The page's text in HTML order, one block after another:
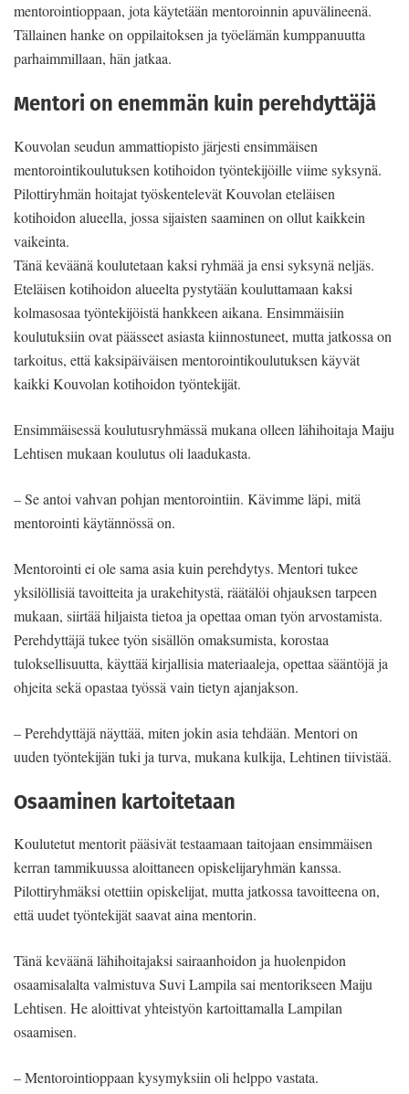
mentorointioppaan, jota käytetään mentoroinnin apuvälineenä.
Tällainen hanke on oppilaitoksen ja työelämän kumppanuutta
parhaimmillaan, hän jatkaa.
Mentori on enemmän kuin perehdyttäjä
Kouvolan seudun ammattiopisto järjesti ensimmäisen
mentorointikoulutuksen kotihoidon työntekijöille viime syksynä.
Pilottiryhmän hoitajat työskentelevät Kouvolan eteläisen
kotihoidon alueella, jossa sijaisten saaminen on ollut kaikkein
vaikeinta.
Tänä keväänä koulutetaan kaksi ryhmää ja ensi syksynä neljäs.
Eteläisen kotihoidon alueelta pystytään kouluttamaan kaksi
kolmasosaa työntekijöistä hankkeen aikana. Ensimmäisiin
koulutuksiin ovat päässeet asiasta kiinnostuneet, mutta jatkossa on
tarkoitus, että kaksipäiväisen mentorointikoulutuksen käyvät
kaikki Kouvolan kotihoidon työntekijät.
Ensimmäisessä koulutusryhmässä mukana olleen lähihoitaja Maiju
Lehtisen mukaan koulutus oli laadukasta.
– Se antoi vahvan pohjan mentorointiin. Kävimme läpi, mitä
mentorointi käytännössä on.
Mentorointi ei ole sama asia kuin perehdytys. Mentori tukee
yksilöllisiä tavoitteita ja urakehitystä, räätälöi ohjauksen tarpeen
mukaan, siirtää hiljaista tietoa ja opettaa oman työn arvostamista.
Perehdyttäjä tukee työn sisällön omaksumista, korostaa
tuloksellisuutta, käyttää kirjallisia materiaaleja, opettaa sääntöjä ja
ohjeita sekä opastaa työssä vain tietyn ajanjakson.
– Perehdyttäjä näyttää, miten jokin asia tehdään. Mentori on
uuden työntekijän tuki ja turva, mukana kulkija, Lehtinen tiivistää.
Osaaminen kartoitetaan
Koulutetut mentorit pääsivät testaamaan taitojaan ensimmäisen
kerran tammikuussa aloittaneen opiskelijaryhmän kanssa.
Pilottiryhmäksi otettiin opiskelijat, mutta jatkossa tavoitteena on,
että uudet työntekijät saavat aina mentorin.
Tänä keväänä lähihoitajaksi sairaanhoidon ja huolenpidon
osaamisalalta valmistuva Suvi Lampila sai mentorikseen Maiju
Lehtisen. He aloittivat yhteistyön kartoittamalla Lampilan
osaamisen.
– Mentorointioppaan kysymyksiin oli helppo vastata.